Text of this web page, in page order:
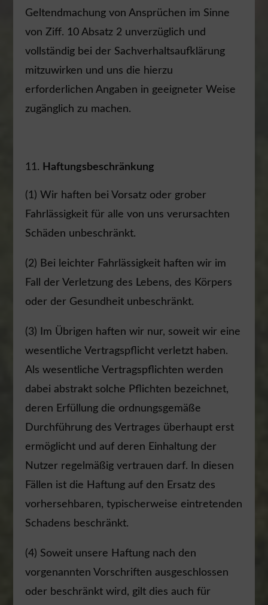
Geltendmachung von Ansprüchen im Sinne
von Ziff. 10 Absatz 2 unverzüglich und
vollständig bei der Sachverhaltsaufklärung
mitzuwirken und uns die hierzu
erforderlichen Angaben in geeigneter Weise
zugänglich zu machen.
Haftungsbeschränkung
(1) Wir haften bei Vorsatz oder grober
Fahrlässigkeit für alle von uns verursachten
Schäden unbeschränkt.
(2) Bei leichter Fahrlässigkeit haften wir im
Fall der Verletzung des Lebens, des Körpers
oder der Gesundheit unbeschränkt.
(3) Im Übrigen haften wir nur, soweit wir eine
wesentliche Vertragspflicht verletzt haben.
Als wesentliche Vertragspflichten werden
dabei abstrakt solche Pflichten bezeichnet,
deren Erfüllung die ordnungsgemäße
Durchführung des Vertrages überhaupt erst
ermöglicht und auf deren Einhaltung der
Nutzer regelmäßig vertrauen darf. In diesen
Fällen ist die Haftung auf den Ersatz des
vorhersehbaren, typischerweise eintretenden
Schadens beschränkt.
(4) Soweit unsere Haftung nach den
vorgenannten Vorschriften ausgeschlossen
oder beschränkt wird, gilt dies auch für